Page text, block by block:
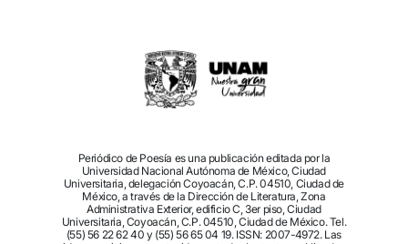
Periódico de Poesía es una publicación editada por la
Universidad Nacional Autónoma de México, Ciudad
Universitaria, delegación Coyoacán, C.P. 04510, Ciudad de
México, a través de la Dirección de Literatura, Zona
Administrativa Exterior, edificio C, 3er piso, Ciudad
Universitaria, Coyoacán, C.P. 04510, Ciudad de México. Tel.
(55) 56 22 62 40 y (55) 56 65 04 19. ISSN: 2007-4972. Las